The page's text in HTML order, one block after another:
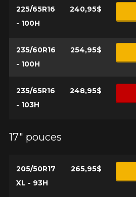
225/65R16
- 100H
240,95$
235/60R16
- 100H
254,95$
235/65R16
- 103H
248,95$
17" pouces
205/50R17
XL - 93H
265,95$